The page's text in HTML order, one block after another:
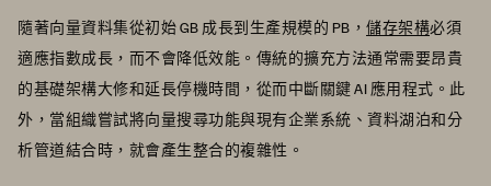
隨著向量資料集從初始 GB 成長到生產規模的 PB， 儲存架構必須
適應指數成長，而不會降低效能。傳統的擴充方法通常需要昂貴
的基礎架構大修和延長停機時間，從而中斷關鍵 AI 應用程式。此
外，當組織嘗試將向量搜尋功能與現有企業系統、資料湖泊和分
析管道結合時，就會產生整合的複雜性。